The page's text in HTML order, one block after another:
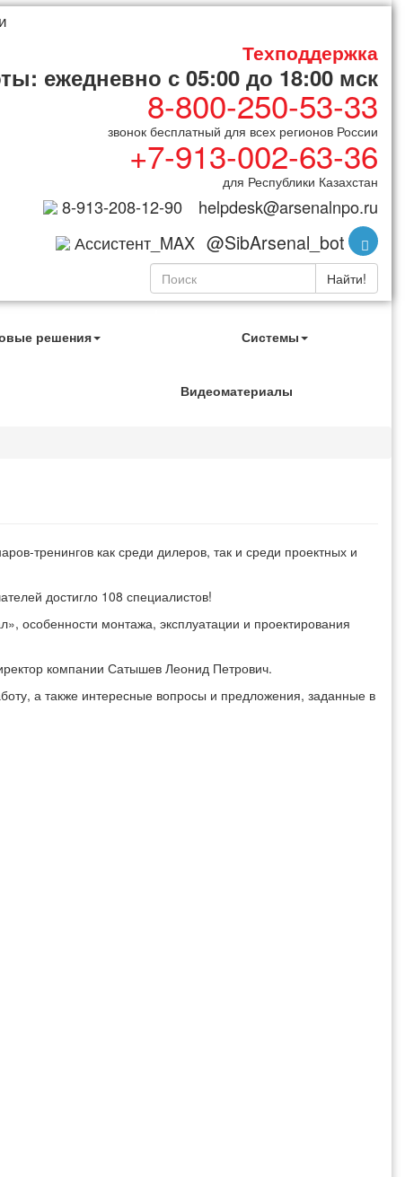
Техподдержка
ежедневно с 05:00 до 18:00 мск
8-800-250-53-33
звонок бесплатный для всех регионов России
+7-913-002-63-36
для Республики Казахстан
8-913-208-12-90
helpdesk@arsenalnpo.ru
Ассистент_MAX @SibArsenal_bot
Найти!
решения Системы
Видеоматериалы
тренингов как среди дилеров, так и среди проектных и
достигло 108 специалистов!
особенности монтажа, эксплуатации и проектирования
компании Сатышев Леонид Петрович.
а также интересные вопросы и предложения, заданные в